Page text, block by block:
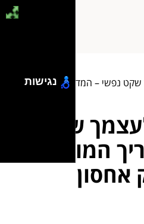
שקט נפשי – המדריך המושלם
שקט
המושלם
אחסון
נגישות